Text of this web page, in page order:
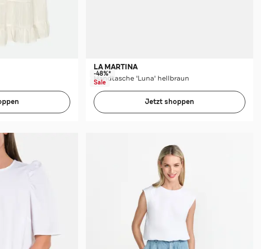
LA MARTINA
Handtasche 'Luna' hellbraun
-48%*
Sale
Jetzt shoppen